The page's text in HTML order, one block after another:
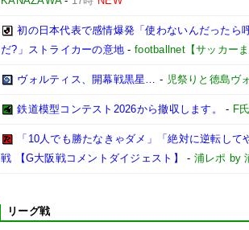
初の日本代表で感情爆発「使わないんだった
だ?」ストライカーの意地 -footballnet【サッカー
ヴォルティス、開幕戦黒星… - 児祭りと徳島ヴ
鉄道模型コンテスト2026から撤収します。 - F
「10人でも勝たなきゃダメ」「絶対に逆転し
戦 【G大阪戦コメントダイジェスト】
- 浦レポ by
リーグ戦